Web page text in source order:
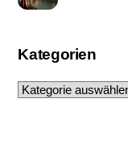
Kategorien
Kategorien